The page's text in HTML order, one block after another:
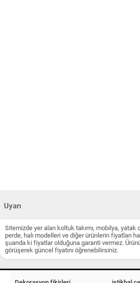
Uyarı
Sitemizde yer alan koltuk takımı, mobilya, yatak
perde, halı modelleri ve diğer ürünlerin fiyatları
şuanda ki fiyatlar olduğuna garanti vermez.
görüşerek güncel fiyatını öğrenebilirsiniz.